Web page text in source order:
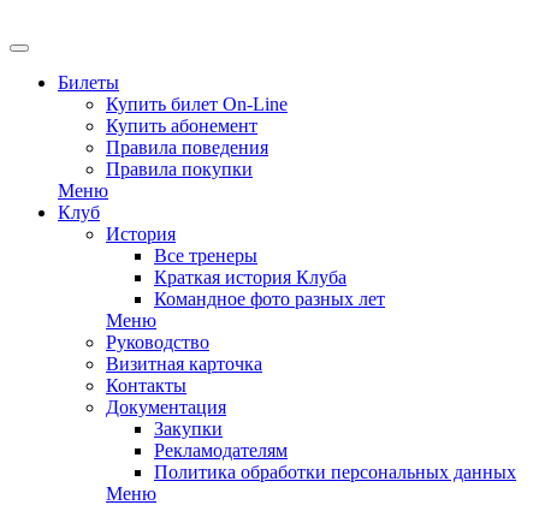
Билеты
Купить билет On-Line
Купить абонемент
Правила поведения
Правила покупки
Меню
Клуб
История
Все тренеры
Краткая история Клуба
Командное фото разных лет
Меню
Руководство
Визитная карточка
Контакты
Документация
Закупки
Рекламодателям
Политика обработки персональных данных
Меню